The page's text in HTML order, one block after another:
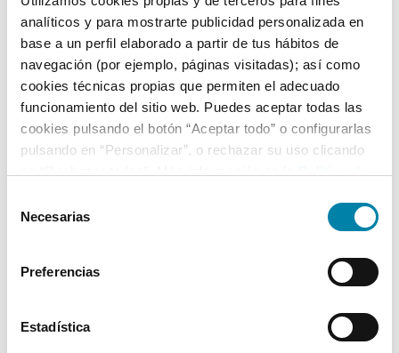
analíticos y para mostrarte publicidad personalizada en
base a un perfil elaborado a partir de tus hábitos de
navegación (por ejemplo, páginas visitadas); así como
cookies técnicas propias que permiten el adecuado
funcionamiento del sitio web. Puedes aceptar todas las
cookies pulsando el botón “Aceptar todo” o configurarlas
pulsando en “Personalizar”, o rechazar su uso clicando
Necesarias
Preferencias
Estadística